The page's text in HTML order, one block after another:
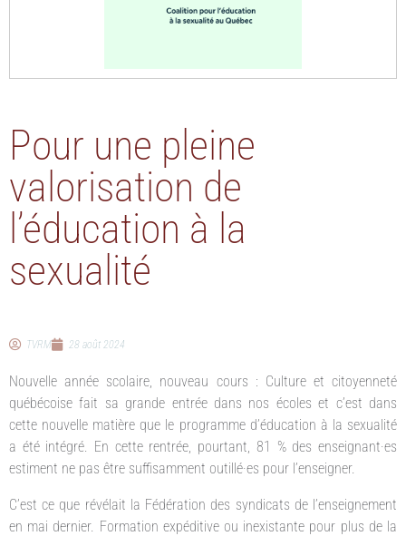
Pour une pleine
valorisation de
l’éducation à la
sexualité
TVRM 28 août 2024
Nouvelle année scolaire, nouveau cours : Culture et citoyenneté
québécoise fait sa grande entrée dans nos écoles et c’est dans
cette nouvelle matière que le programme d’éducation à la sexualité
a été intégré. En cette rentrée, pourtant, 81 % des enseignant·es
estiment ne pas être suffisamment outillé·es pour l’enseigner.
C’est ce que révélait la Fédération des syndicats de l’enseignement
en mai dernier. Formation expéditive ou inexistante pour plus de la